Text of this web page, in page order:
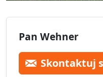
Pan Wehner
Skontaktuj